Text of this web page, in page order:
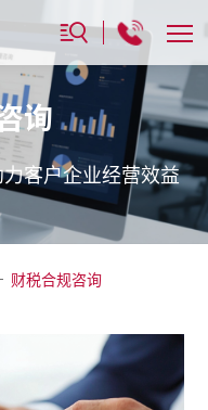
询
客户企业经营效益
财税合规咨询